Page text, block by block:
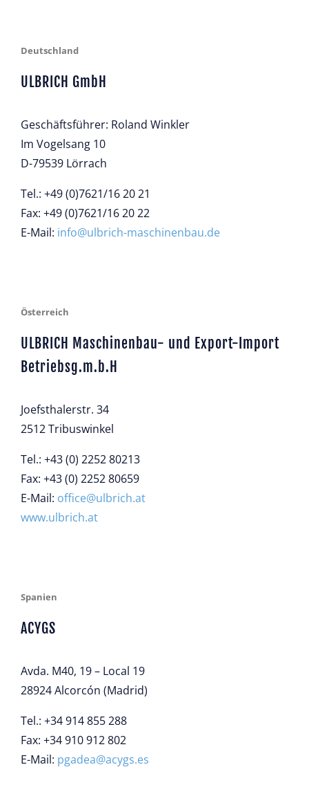
Deutschland
ULBRICH GmbH
Geschäftsführer: Roland Winkler
Im Vogelsang 10
D-79539 Lörrach
Tel.: +49 (0)7621/16 20 21
Fax: +49 (0)7621/16 20 22
E-Mail: info@ulbrich-maschinenbau.de
Österreich
ULBRICH Maschinenbau- und Export-Import
Betriebsg.m.b.H
Joefsthalerstr. 34
2512 Tribuswinkel
Tel.: +43 (0) 2252 80213
Fax: +43 (0) 2252 80659
E-Mail: office@ulbrich.at
www.ulbrich.at
Spanien
ACYGS
Avda. M40, 19 – Local 19
28924 Alcorcón (Madrid)
Tel.: +34 914 855 288
Fax: +34 910 912 802
E-Mail: pgadea@acygs.es